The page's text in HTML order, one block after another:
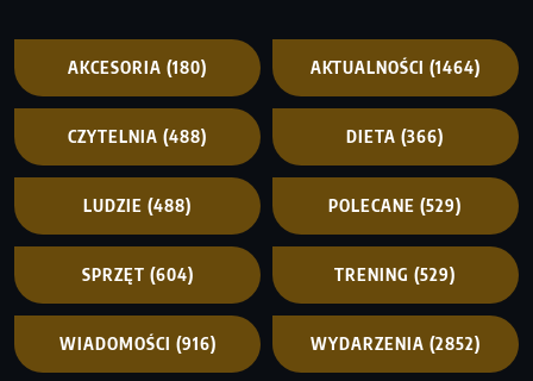
AKCESORIA (180) AKTUALNOŚCI (1464)
CZYTELNIA (488) DIETA (366)
LUDZIE (488) POLECANE (529)
SPRZĘT (604) TRENING (529)
WIADOMOŚCI (916) WYDARZENIA (2852)